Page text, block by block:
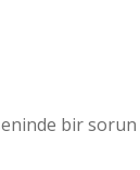
bir sorun